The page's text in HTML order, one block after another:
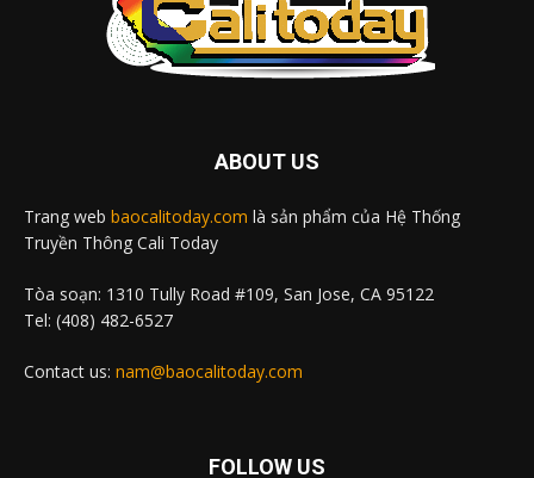
ABOUT US
Trang web baocalitoday.com là sản phẩm của Hệ Thống
Truyền Thông Cali Today
Tòa soạn: 1310 Tully Road #109, San Jose, CA 95122
Tel: (408) 482-6527
Contact us: nam@baocalitoday.com
FOLLOW US